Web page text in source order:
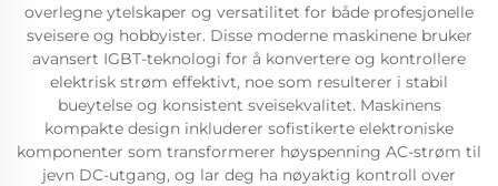
overlegne ytelskaper og versatilitet for både profesjonelle
sveisere og hobbyister. Disse moderne maskinene bruker
avansert IGBT-teknologi for å konvertere og kontrollere
elektrisk strøm effektivt, noe som resulterer i stabil
bueytelse og konsistent sveisekvalitet. Maskinens
kompakte design inkluderer sofistikerte elektroniske
komponenter som transformerer høyspenning AC-strøm til
jevn DC-utgang, og lar deg ha nøyaktig kontroll over